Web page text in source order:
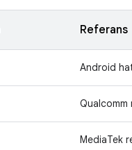
Referans
Android
Qualcomm
MediaTek